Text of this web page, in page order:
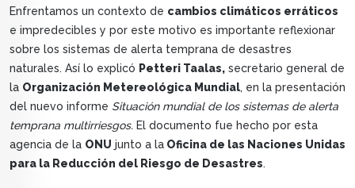
Enfrentamos un contexto de cambios climáticos erráticos
e impredecibles y por este motivo es importante reflexionar
sobre los sistemas de alerta temprana de desastres
naturales. Así lo explicó Petteri Taalas, secretario general de
la Organización Metereológica Mundial, en la presentación
del nuevo informe Situación mundial de los sistemas de alerta
temprana multirriesgos. El documento fue hecho por esta
agencia de la ONU junto a la Oficina de las Naciones Unidas
para la Reducción del Riesgo de Desastres.